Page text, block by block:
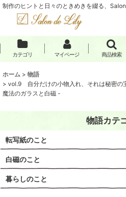
制作のヒントと日々のときめきを綴る、
カテゴリ マイページ 商品検索
ホーム > 物語
> vol.9 自分だけの小物入れ、それは秘密の
魔法のガラスと白磁 -
物語カテ
転写紙のこと
白磁のこと
暮らしのこと